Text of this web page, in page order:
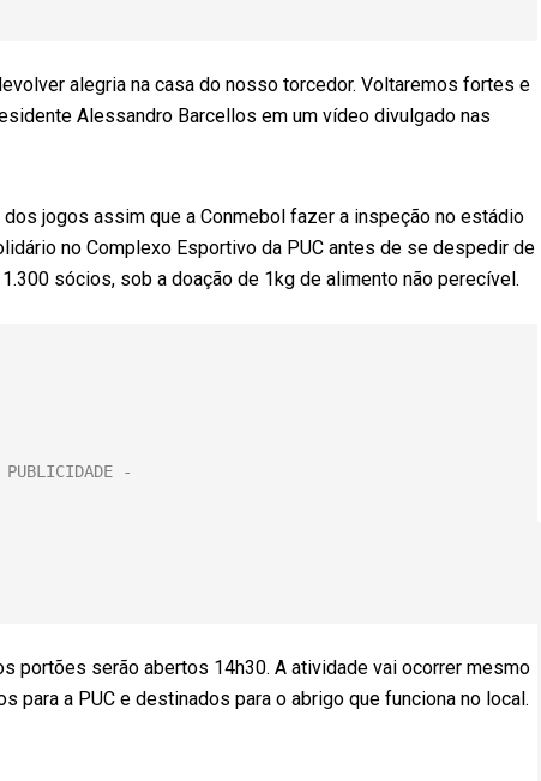
alegria na casa do nosso torcedor. Voltaremos fortes e
Alessandro Barcellos em um vídeo divulgado nas
jogos assim que a Conmebol fazer a inspeção no estádio
no Complexo Esportivo da PUC antes de se despedir de
sócios, sob a doação de 1kg de alimento não perecível.
portões serão abertos 14h30. A atividade vai ocorrer mesmo
para a PUC e destinados para o abrigo que funciona no local.